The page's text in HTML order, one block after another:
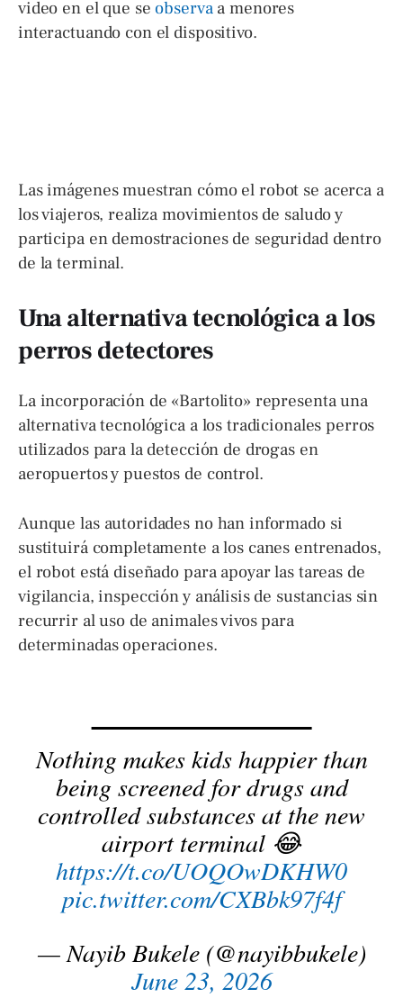
video en el que se observa a menores
interactuando con el dispositivo.
Las imágenes muestran cómo el robot se acerca a
los viajeros, realiza movimientos de saludo y
participa en demostraciones de seguridad dentro
de la terminal.
Una alternativa tecnológica a los
perros detectores
La incorporación de «Bartolito» representa una
alternativa tecnológica a los tradicionales perros
utilizados para la detección de drogas en
aeropuertos y puestos de control.
Aunque las autoridades no han informado si
sustituirá completamente a los canes entrenados,
el robot está diseñado para apoyar las tareas de
vigilancia, inspección y análisis de sustancias sin
recurrir al uso de animales vivos para
determinadas operaciones.
Nothing makes kids happier than
being screened for drugs and
controlled substances at the new
airport terminal 😂
https://t.co/UOQOwDKHW0
pic.twitter.com/CXBbk97f4f
— Nayib Bukele (@nayibbukele)
June 23, 2026